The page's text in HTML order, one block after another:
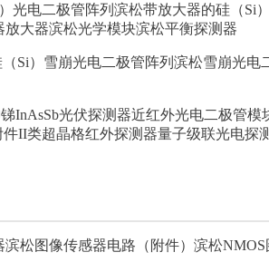
光电二极管阵列 滨松带放大器的硅（Si
放大器滨松光学模块滨松平衡探测器
Si）雪崩光电二极管阵列 滨松雪崩光电
InAsSb光伏探测器近红外光电二极管模
件II类超晶格红外探测器量子级联光电探
滨松图像传感器电路（附件） 滨松